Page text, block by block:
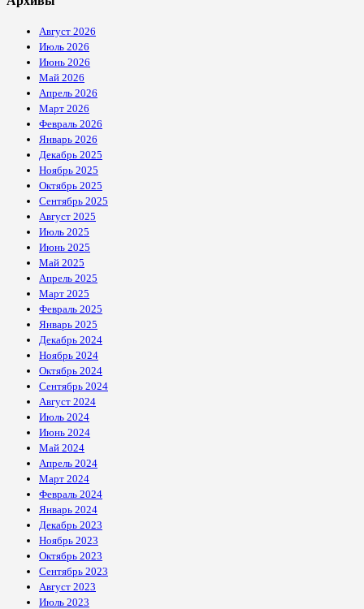
Август 2026
Июль 2026
Июнь 2026
Май 2026
Апрель 2026
Март 2026
Февраль 2026
Январь 2026
Декабрь 2025
Ноябрь 2025
Октябрь 2025
Сентябрь 2025
Август 2025
Июль 2025
Июнь 2025
Май 2025
Апрель 2025
Март 2025
Февраль 2025
Январь 2025
Декабрь 2024
Ноябрь 2024
Октябрь 2024
Сентябрь 2024
Август 2024
Июль 2024
Июнь 2024
Май 2024
Апрель 2024
Март 2024
Февраль 2024
Январь 2024
Декабрь 2023
Ноябрь 2023
Октябрь 2023
Сентябрь 2023
Август 2023
Июль 2023